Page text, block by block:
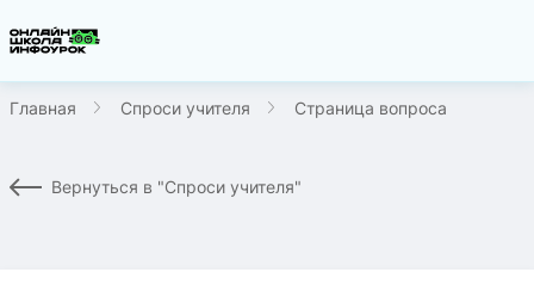
Главная Спроси учителя Страница вопроса
Вернуться в "Спроси учителя"